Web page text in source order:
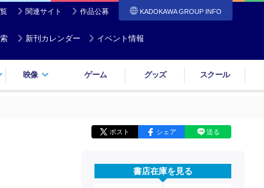
関連サイト 作品公募 KADOKAWA GROUP INFO
新刊カレンダー イベント情報
映像 ゲーム グッズ スクール
ポスト シェア 送る
書店在庫を見る